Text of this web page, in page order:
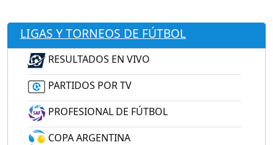
LIGAS Y TORNEOS DE FÚTBOL
RESULTADOS EN VIVO
PARTIDOS POR TV
PROFESIONAL DE FÚTBOL
COPA ARGENTINA